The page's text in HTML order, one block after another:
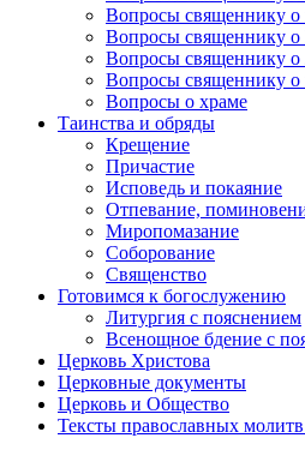
Вопросы священнику о
Вопросы священнику
Вопросы священнику
Вопросы священнику о
Вопросы о храме
Таинства и обряды
Крещение
Причастие
Исповедь и покаяние
Отпевание,
Миропомазание
Соборование
Священство
Готовимся к богослужению
Литургия с пояснением
Всенощное бдение с
Церковь Христова
Церковные документы
Церковь и Общество
Тексты православных